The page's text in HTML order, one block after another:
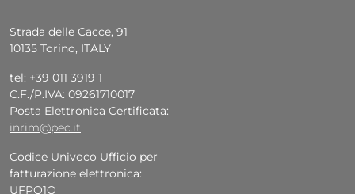
Strada delle Cacce, 91
10135 Torino, ITALY
tel: +39 011 3919 1
C.F./P.IVA: 09261710017
Posta Elettronica Certificata:
inrim@pec.it
Codice Univoco Ufficio per
fatturazione elettronica:
UFPQ1O